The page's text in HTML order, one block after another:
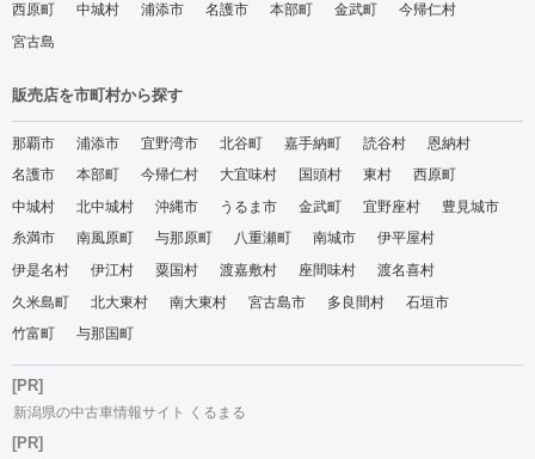
西原町
中城村 浦添市 名護市 本部町 金武町
今帰仁村
宮古島
販売店を市町村から探す
那覇市 浦添市 宜野湾市 北谷町 嘉手納町 読谷村
恩納村
名護市
本部町 今帰仁村 大宜味村 国頭村 東村
西原町
中城村
北中城村 沖縄市 うるま市 金武町 宜野座村
豊見城市
糸満市
南風原町 与那原町 八重瀬町 南城市
伊平屋村
伊是名村
伊江村 粟国村 渡嘉敷村 座間味村
渡名喜村
久米島町
北大東村 南大東村 宮古島市 多良間村
石垣市
竹富町
与那国町
[PR]
新潟県の中古車情報サイト くるまる
[PR]